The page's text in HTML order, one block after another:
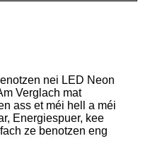
nei LED Neon
Verglach mat
ass et méi hell a méi
Energiespuer, kee
ze benotzen eng